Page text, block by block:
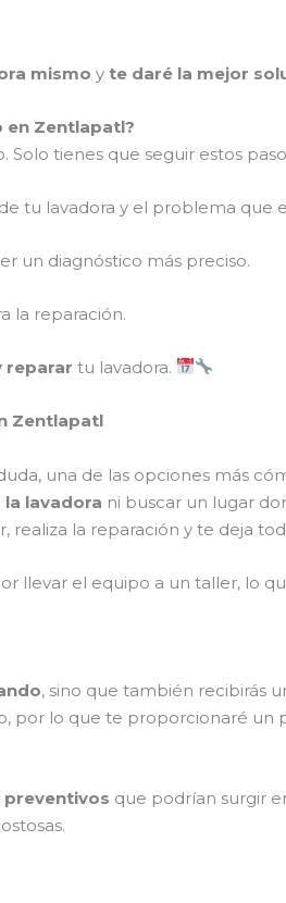
mismo y te daré la mejor
en Zentlapatl?
Solo tienes que seguir estos
tu lavadora y el problema que
un diagnóstico más preciso.
la reparación.
reparar tu lavadora.
Zentlapatl
una de las opciones más
lavadora ni buscar un lugar
realiza la reparación y te deja
llevar el equipo a un taller, lo
, sino que también recibirás
por lo que te proporcionaré un
preventivos que podrían surgir